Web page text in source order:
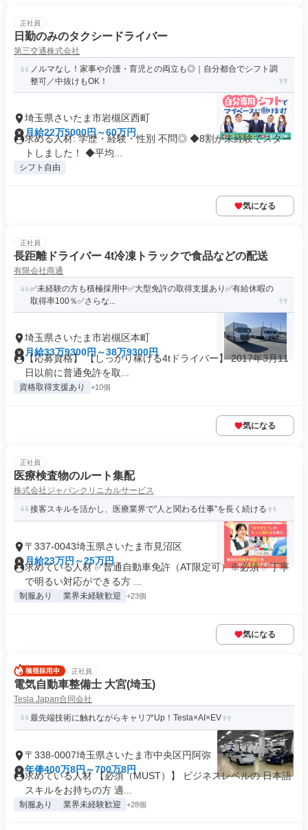
正社員
日勤のみのタクシードライバー
第三交通株式会社
ノルマなし！家事や介護・育児との両立も◎｜自分都合でシフト調
整可／中抜けもOK！
埼玉県さいたま市岩槻区西町
月給22万5000円～60万円
求める人材: 学歴・経験・性別 不問◎ ◆8割が未経験でスター
トしました！ ◆平均...
シフト自由
気になる
正社員
長距離ドライバー 4t冷凍トラックで食品などの配送
有限会社商通
✅️未経験の方も積極採用中✅️大型免許の取得支援あり✅️有給休暇の
取得率100％✅️さらな...
埼玉県さいたま市岩槻区本町
月給33万9300円～38万9300円
【応募資格】 【しっかり稼げる4tドライバー】 2017年3月11
日以前に普通免許を取...
資格取得支援あり +10個
気になる
正社員
医療検査物のルート集配
株式会社ジャパンクリニカルサービス
接客スキルを活かし、医療業界で"人と関わる仕事"を長く続ける
〒337-0043埼玉県さいたま市見沼区
月給23万円～25万円
求めている人材 ✅普通自動車免許（AT限定可）※必須 ✅丁寧
で明るい対応ができる方 ...
制服あり 業界未経験歓迎 +23個
気になる
正社員
電気自動車整備士 大宮(埼玉)
Tesla Japan合同会社
最先端技術に触れながらキャリアUp！Tesla×AI×EV
〒338-0007埼玉県さいたま市中央区円阿弥
年俸400万8円～700万8円
求めている人材 【必須（MUST）】 ビジネスレベルの 日本語
スキルをお持ちの方 適...
制服あり 業界未経験歓迎 +28個